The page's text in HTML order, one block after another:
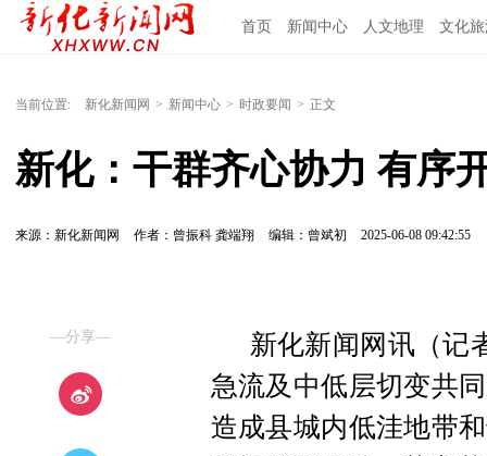
首页 新闻中心 人文地理 文化
当前位置: 新化新闻网 > 新闻中心 > 时政要闻 > 正文
新化：干群齐心协力 有序
来源：新化新闻网 作者：曾振科 龚端翔 编辑：曾斌初 2025-06-08 09:42:55
—分享—
新化新闻网讯（记
急流及中低层切变共
造成县城内低洼地带